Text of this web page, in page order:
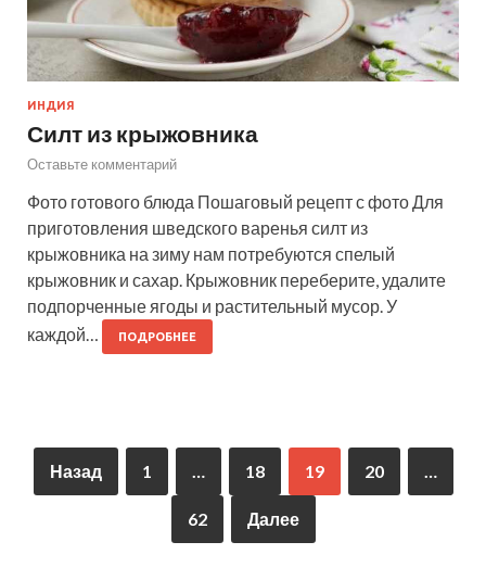
ИНДИЯ
Силт из крыжовника
Оставьте комментарий
Фото готового блюда Пошаговый рецепт с фото Для
приготовления шведского варенья силт из
крыжовника на зиму нам потребуются спелый
крыжовник и сахар. Крыжовник переберите, удалите
подпорченные ягоды и растительный мусор. У
каждой…
ПОДРОБНЕЕ
Назад 1 18 19 20
62 Далее